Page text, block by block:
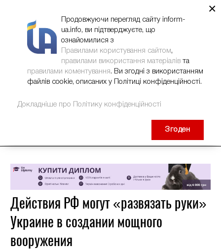
Действия РФ могут «развязать руки»
Украине в создании мощного
вооружения
×
Продовжуючи перегляд сайту inform-
ua.info, ви підтверджуєте, що
ознайомилися з
Правилами користування сайтом,
правилами використання матеріалів та
правилами коментування. Ви згодні з використанням
файлів cookie, описаних у Політиці конфіденційності.
Докладніше про Політику конфіденційності
Згоден